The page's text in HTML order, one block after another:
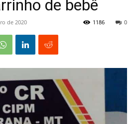
de bebê
de 2020 0
1186